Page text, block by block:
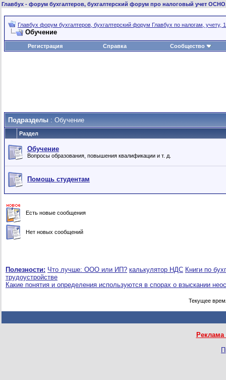
Главбух - форум бухгалтеров, бухгалтерский форум про налоговый учет
Главбух форум бухгалтеров, бухгалтерский форум Главбух по налогам, учету,
Обучение
Регистрация Справка Сообщество
Подразделы : Обучение
Раздел
Обучение
Вопросы образования, повышения квалификации и т. д.
Помощь студентам
Есть новые сообщения
Нет новых сообщений
Полезности: Что лучше: ООО или ИП? калькулятор НДС Книги по
трудоустройстве
Какие понятия и определения используются в спорах о взыскании
Текущее